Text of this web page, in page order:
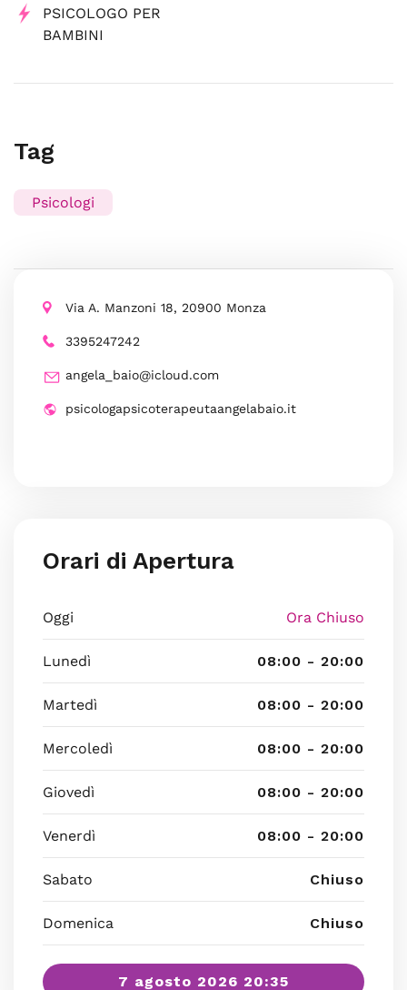
PSICOLOGO PER
BAMBINI
Tag
Psicologi
Via A. Manzoni 18, 20900 Monza
3395247242
angela_baio@icloud.com
psicologapsicoterapeutaangelabaio.it
Orari di Apertura
Oggi Ora Chiuso
Lunedì 08:00 - 20:00
Martedì 08:00 - 20:00
Mercoledì 08:00 - 20:00
Giovedì 08:00 - 20:00
Venerdì 08:00 - 20:00
Sabato Chiuso
Domenica Chiuso
7 agosto 2026 20:35